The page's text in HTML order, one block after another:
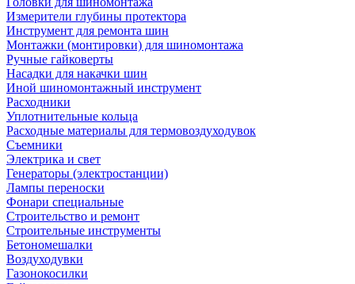
Измерители глубины протектора
Инструмент для ремонта шин
Монтажки (монтировки) для шиномонтажа
Ручные гайковерты
Насадки для накачки шин
Иной шиномонтажный инструмент
Расходники
Уплотнительные кольца
Расходные материалы для термовоздуходувок
Съемники
Электрика и свет
Генераторы (электростанции)
Лампы переноски
Фонари специальные
Строительство и ремонт
Строительные инструменты
Бетономешалки
Воздуходувки
Газонокосилки